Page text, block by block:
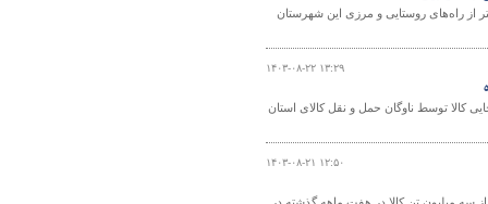
و حمل‌ونقل جاده‌ای شهرستان پارس آباد گفت: بیش از ۵۰ کیلومتر از راه‌های روستایی و مرزی این شهرستان
۱۴۰۳-۰۸-۲۲ ۱۳:۲۹
گفت: طی ۷ ماهه سال‌جاری جابه‌جایی کالا توسط ناوگان حمل و نقل کالای استان
۱۴۰۳-۰۸-۲۱ ۱۲:۵۰